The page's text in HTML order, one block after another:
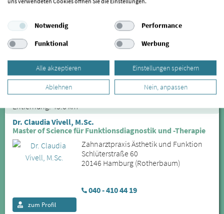
Zahnarztpraxis an der Alster
Heilwigstraße 26
20249 Hamburg (Harvestehude)
040 / 44 52 46
Entfernung: 43.6 km
zum Profil
Dr. Claudia Vivell, M.Sc.
Master of Science für Funktionsdiagnostik und -Therapie
Zahnarztpraxis Ästhetik und Funktion
Schlüterstraße 60
20146 Hamburg (Rotherbaum)
040 - 410 44 19
zum Profil
Notwendig
Performance
Funktional
Werbung
Alle akzeptieren Einstellungen speichern
Ablehnen Nein, anpassen